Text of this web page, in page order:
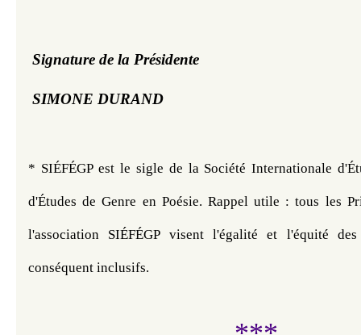
Signature de la Présidente
SIMONE DURAND
* SIÉFÉGP est le sigle de la Société Internationale
d'Études de Genre en Poésie. Rappel utile : tous les
l'association SIÉFÉGP visent l'égalité et l'équité
conséquent inclusifs.